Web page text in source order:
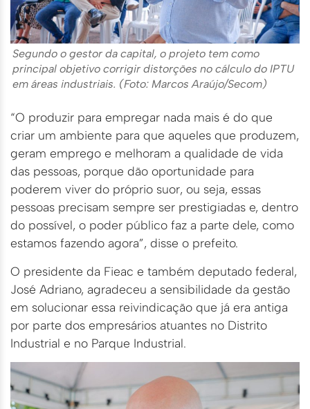
Segundo o gestor da capital, o projeto tem como
principal objetivo corrigir distorções no cálculo do IPTU
em áreas industriais. (Foto: Marcos Araújo/Secom)
“O produzir para empregar nada mais é do que
criar um ambiente para que aqueles que produzem,
geram emprego e melhoram a qualidade de vida
das pessoas, porque dão oportunidade para
poderem viver do próprio suor, ou seja, essas
pessoas precisam sempre ser prestigiadas e, dentro
do possível, o poder público faz a parte dele, como
estamos fazendo agora”, disse o prefeito.
O presidente da Fieac e também deputado federal,
José Adriano, agradeceu a sensibilidade da gestão
em solucionar essa reivindicação que já era antiga
por parte dos empresários atuantes no Distrito
Industrial e no Parque Industrial.